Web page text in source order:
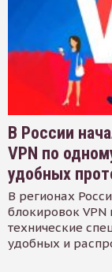
В России
VPN по
удобных
В регионах
блокировок VPN
технические
удобных и